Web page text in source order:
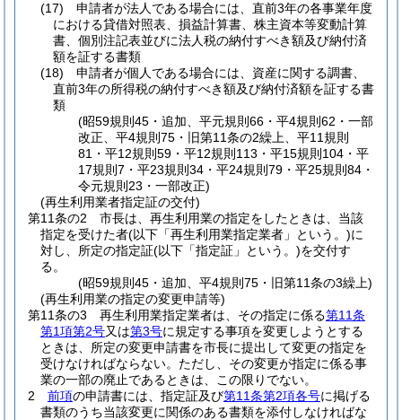
(17)
申請者が法人である場合には、直前3年の各事業年度
における貸借対照表、損益計算書、株主資本等変動計算
書、個別注記表並びに法人税の納付すべき額及び納付済
額を証する書類
(18)
申請者が個人である場合には、資産に関する調書、
直前3年の所得税の納付すべき額及び納付済額を証する書
類
(昭59規則45・追加、平元規則66・平4規則62・一部
改正、平4規則75・旧第11条の2繰上、平11規則
81・平12規則59・平12規則113・平15規則104・平
17規則7・平23規則34・平24規則79・平25規則84・
令元規則23・一部改正)
(再生利用業者指定証の交付)
第11条の2
市長は、再生利用業の指定をしたときは、当該
指定を受けた者(以下「再生利用業指定業者」という。)に
対し、所定の指定証(以下「指定証」という。)を交付す
る。
(昭59規則45・追加、平4規則75・旧第11条の3繰上)
(再生利用業の指定の変更申請等)
第11条の3
再生利用業指定業者は、その指定に係る第11条
第1項第2号又は第3号に規定する事項を変更しようとする
ときは、所定の変更申請書を市長に提出して変更の指定を
受けなければならない。 ただし、その変更が指定に係る事
業の一部の廃止であるときは、この限りでない。
2
前項の申請書には、指定証及び第11条第2項各号に掲げる
書類のうち当該変更に関係のある書類を添付しなければな